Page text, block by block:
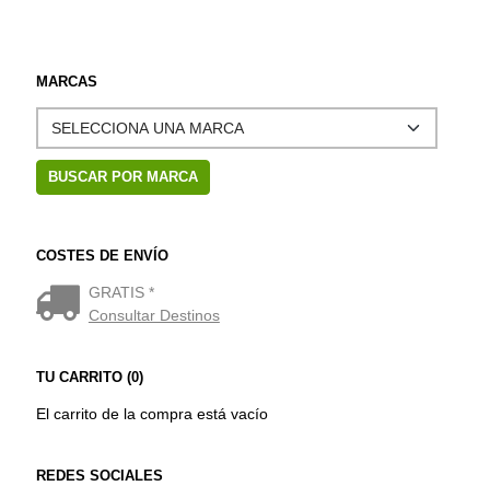
MARCAS
COSTES DE ENVÍO
GRATIS *
Consultar Destinos
TU CARRITO (0)
El carrito de la compra está vacío
REDES SOCIALES